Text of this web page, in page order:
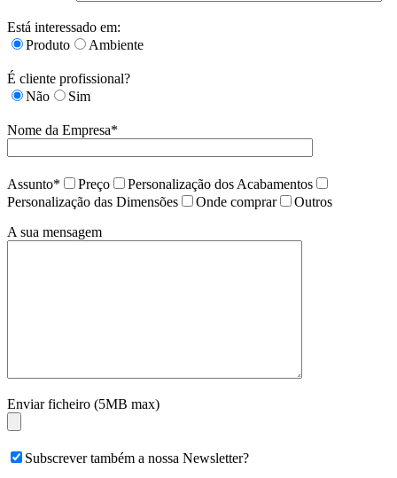
Está interessado em:
Produto
Ambiente
É cliente profissional?
Não
Sim
Nome da Empresa*
Assunto* Preço
Personalização dos Acabamentos
Personalização das Dimensões
Onde comprar
Outros
A sua mensagem
Enviar ficheiro (5MB max)
Subscrever também a nossa Newsletter?